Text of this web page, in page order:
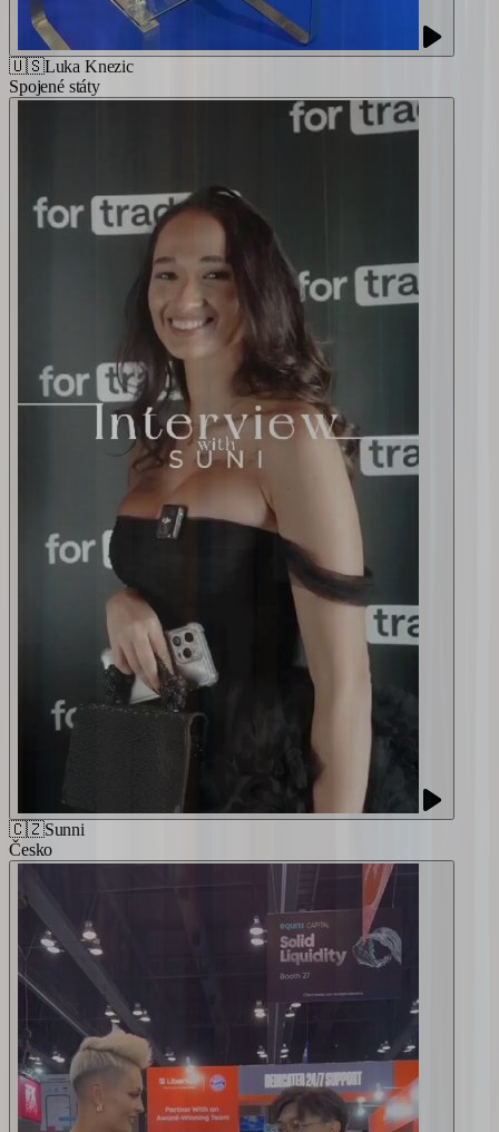
🇺🇸Luka Knezic
Spojené státy
🇨🇿Sunni
Česko